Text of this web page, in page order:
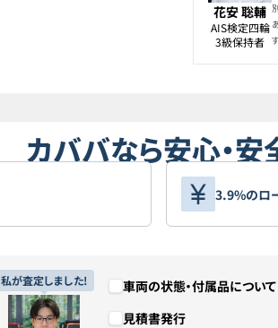
花安 聡輔
AIS検定四輪
3級保持者
カババなら安心・安
3.9%のロ
私が査定しました!
車両の状態・付属品について
見積書発行